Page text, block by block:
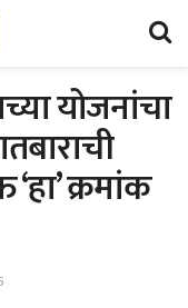
योजनांचा
क्रमांक